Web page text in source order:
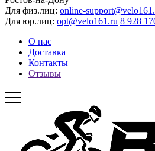
Для физ.лиц: online-
Для юр.лиц: opt@velo161.ru 8 928
О нас
Доставка
Контакты
Отзывы